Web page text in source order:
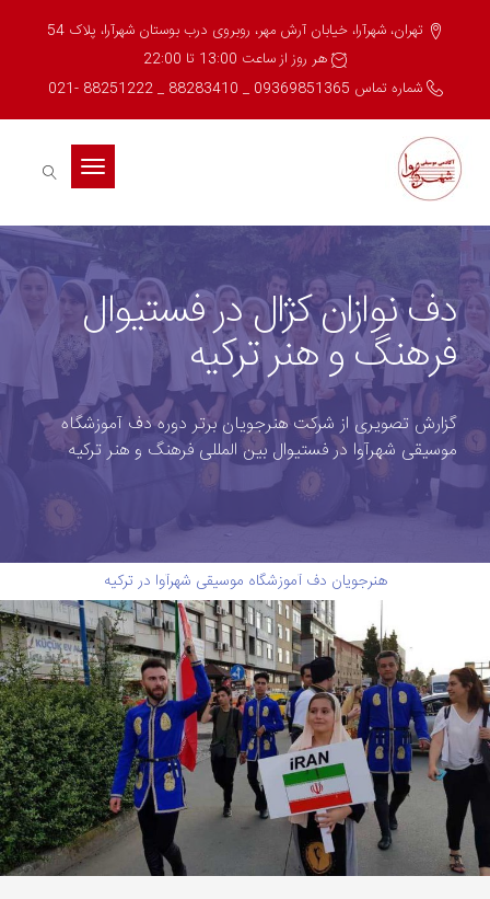
تهران، شهرآرا، خیابان آرش مهر، روبروی درب بوستان شهرآرا، پلاک 54
هر روز از ساعت 13:00 تا 22:00
شماره تماس 09369851365 _ 88283410 _ 88251222 -021
Toggle
navigation
دف نوازان کژال در فستیوال
فرهنگ و هنر ترکیه
گزارش تصویری از شرکت هنرجویان برتر دوره دف آموزشگاه
موسیقی شهرآوا در فستیوال بین المللی فرهنگ و هنر ترکیه
هنرجویان دف آموزشگاه موسیقی شهرآوا در ترکیه